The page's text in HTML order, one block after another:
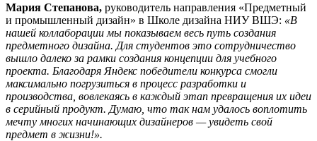
Мария Степанова, руководитель направления «Предметный
и промышленный дизайн» в Школе дизайна НИУ ВШЭ: «В
нашей коллаборации мы показываем весь путь создания
предметного дизайна. Для студентов это сотрудничество
вышло далеко за рамки создания концепции для учебного
проекта. Благодаря Яндекс победители конкурса смогли
максимально погрузиться в процесс разработки и
производства, вовлекаясь в каждый этап превращения их идеи
в серийный продукт. Думаю, что так нам удалось воплотить
мечту многих начинающих дизайнеров — увидеть свой
предмет в жизни!».